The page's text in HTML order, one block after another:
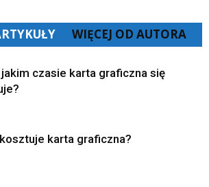
WIĘCEJ OD AUTORA
jakim czasie karta graficzna się
karta graficzna?